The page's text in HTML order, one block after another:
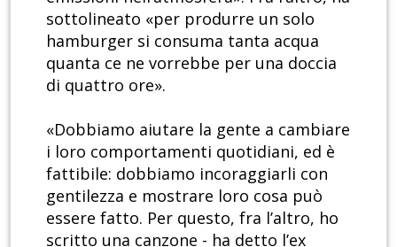
sottolineato «per produrre un solo
hamburger si consuma tanta acqua
quanta ce ne vorrebbe per una doccia
di quattro ore».
«Dobbiamo aiutare la gente a cambiare
i loro comportamenti quotidiani, ed è
fattibile: dobbiamo incoraggiarli con
gentilezza e mostrare loro cosa può
essere fatto. Per questo, fra l’altro, ho
scritto una canzone - ha detto l’ex